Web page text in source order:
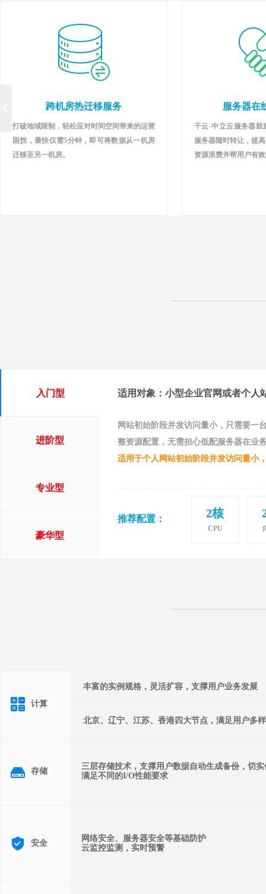
跨机房热迁移服务
打破地域限制，轻松应对时间空间带来的运营
困扰，最快仅需5分钟，即可将数据从一机房
迁移至另一机房。
服务器在
千云-中立云服务器鼓
服务器随时转让，提
资源浪费并帮用户有
入门型 适用对象：小型企业官网或者个人
网站初始阶段并发访问量小，只需要一
整资源配置，无需担心低配服务器在业
适用于个人网站初始阶段并发访问量小
推荐配置： 2核
CPU
进阶型
专业型
豪华型
计算
丰富的实例规格，灵活扩容，支撑用户业务发展
北京、辽宁、江苏、香港四大节点，满足用户多
存储
三层存储技术，支撑用户数据自动生成备份，切
满足不同的I/O性能要求
安全
网络安全、服务器安全等基础防护
云监控监测，实时预警